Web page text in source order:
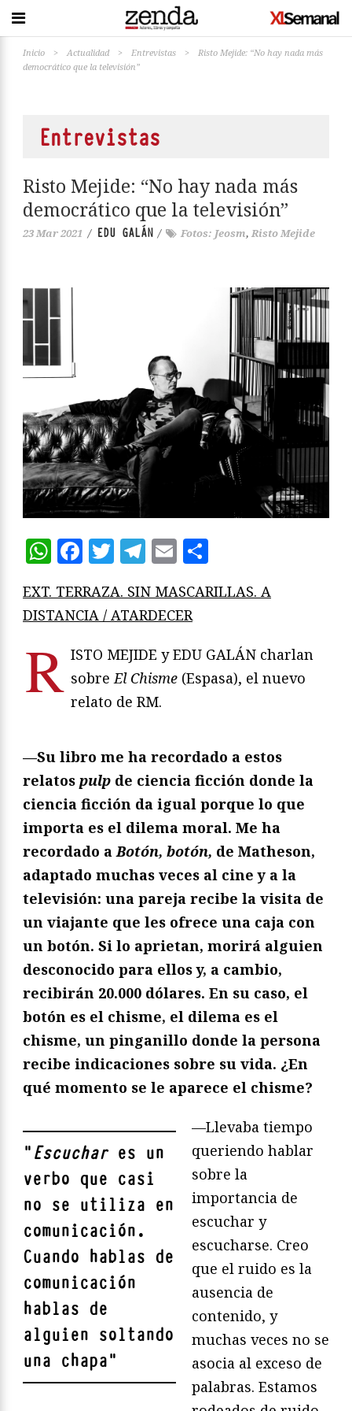
Inicio > Actualidad > Entrevistas >
Risto Mejide: “No hay nada más
democrático que la televisión”
Entrevistas
Risto Mejide: “No hay nada más
democrático que la televisión”
23 Mar 2021 / EDU GALÁN / Fotos: Jeosm, Risto Mejide
WhatsApp
Facebook
Twitter
Telegram
Email
EXT. TERRAZA. SIN MASCARILLAS. A
DISTANCIA / ATARDECER
R ISTO MEJIDE y EDU GALÁN charlan
sobre El Chisme (Espasa), el nuevo
relato de RM.
—Su libro me ha recordado a estos
relatos pulp de ciencia ficción donde la
ciencia ficción da igual porque lo que
importa es el dilema moral. Me ha
recordado a Botón, botón, de Matheson,
adaptado muchas veces al cine y a la
televisión: una pareja recibe la visita de
un viajante que les ofrece una caja con
un botón. Si lo aprietan, morirá alguien
desconocido para ellos y, a cambio,
recibirán 20.000 dólares. En su caso, el
botón es el chisme, el dilema es el
chisme, un pinganillo donde la persona
recibe indicaciones sobre su vida. ¿En
qué momento se le aparece el chisme?
"Escuchares un
verbo que casi
no se utiliza en
comunicación.
Cuando hablas de
comunicación
hablas de
alguien soltando
una chapa"
—Llevaba tiempo
queriendo hablar
sobre la
importancia de
escuchar y
escucharse. Creo
que el ruido es la
ausencia de
contenido, y
muchas veces no se
asocia al exceso de
palabras. Estamos